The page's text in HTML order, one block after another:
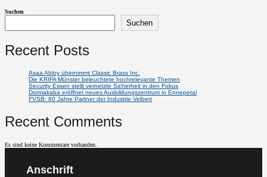
Suchen
Suchen
Recent Posts
Asaa Abloy übernimmt Classic Brass Inc.
Die KRIFA Münster beleuchtete hochrelevante Themen
Security Essen stellt vernetzte Sicherheit in den Fokus
Dormakaba eröffnet neues Ausbildungszentrum in Ennepetal
FVSB: 80 Jahre Partner der Industrie Velbert
Recent Comments
Es sind keine Kommentare vorhanden.
Anschrift